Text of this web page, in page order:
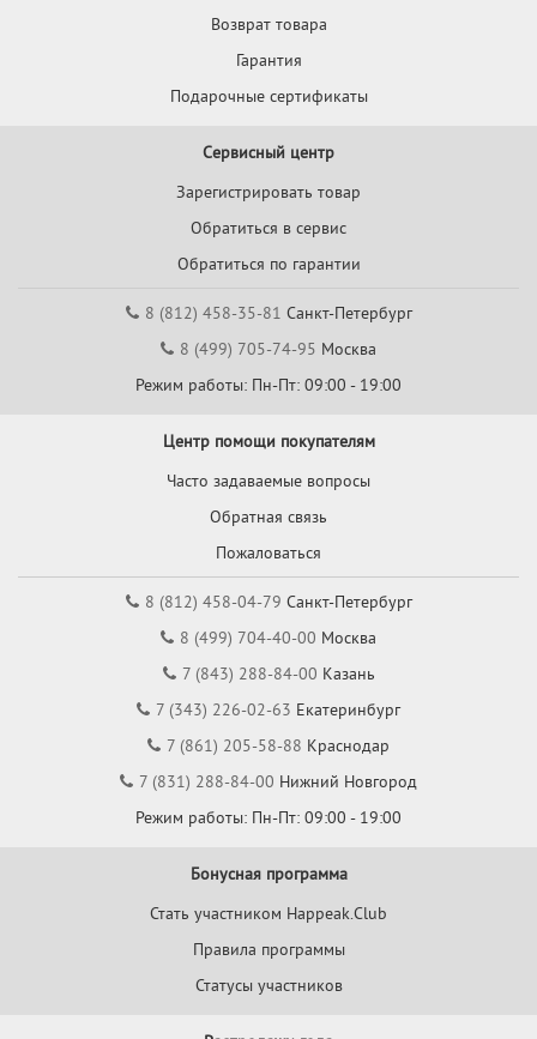
Возврат товара
Гарантия
Подарочные сертификаты
Сервисный центр
Зарегистрировать товар
Обратиться в сервис
Обратиться по гарантии
8 (812) 458-35-81 Санкт-Петербург
8 (499) 705-74-95 Москва
Режим работы: Пн-Пт: 09:00 - 19:00
Центр помощи покупателям
Часто задаваемые вопросы
Обратная связь
Пожаловаться
8 (812) 458-04-79 Санкт-Петербург
8 (499) 704-40-00 Москва
7 (843) 288-84-00 Казань
7 (343) 226-02-63 Екатеринбург
7 (861) 205-58-88 Краснодар
7 (831) 288-84-00 Нижний Новгород
Режим работы: Пн-Пт: 09:00 - 19:00
Бонусная программа
Стать участником Happeak.Club
Правила программы
Статусы участников